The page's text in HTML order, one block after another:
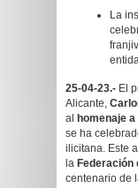
La
25-04-23.- El
Alicante,
al homenaje
se ha
ilicitana. Este
la Federación
centenario de